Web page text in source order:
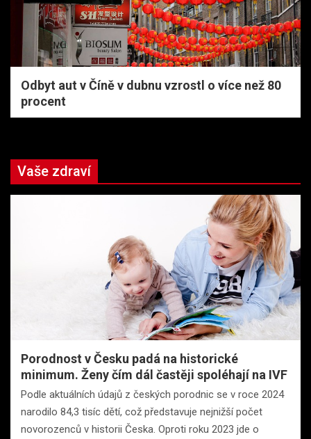
Odbyt aut v Číně v dubnu vzrostl o více než 80
procent
Vaše zdraví
Porodnost v Česku padá na historické
minimum. Ženy čím dál častěji spoléhají na IVF
Podle aktuálních údajů z českých porodnic se v roce 2024
narodilo 84,3 tisíc dětí, což představuje nejnižší počet
novorozenců v historii Česka. Oproti roku 2023 jde o